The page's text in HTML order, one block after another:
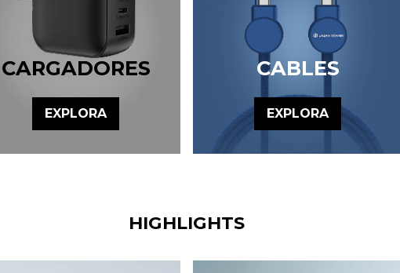
CARGADORES
EXPLORA
CABLES
EXPLORA
HIGHLIGHTS